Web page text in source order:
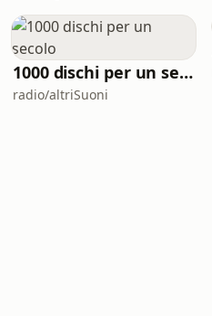
1000 dischi per un secolo
radio/altriSuoni